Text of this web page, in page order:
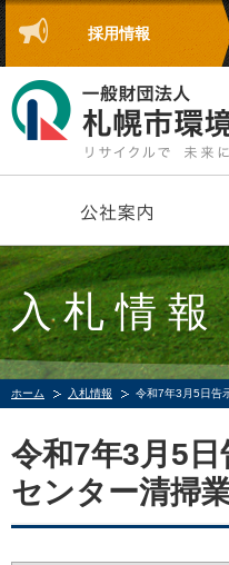
採用情報
入札情報
ホーム 入札情報 令和7年3月5日告
令和7年3月5
センター清掃